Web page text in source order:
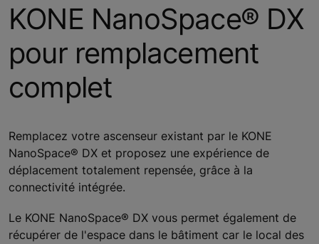
KONE NanoSpace® DX
pour remplacement
complet
Remplacez votre ascenseur existant par le KONE
NanoSpace® DX et proposez une expérience de
déplacement totalement repensée, grâce à la
connectivité intégrée.
Le KONE NanoSpace® DX vous permet également de
récupérer de l'espace dans le bâtiment car le local des